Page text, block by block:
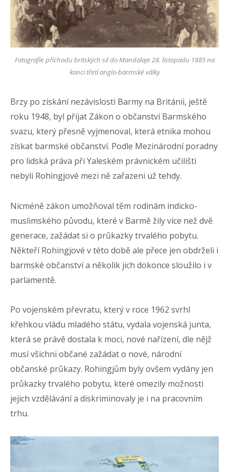
Fotografie příchodu britských sil do Mandalaje 28. listopadu 1885 na
konci třetí anglo-barmské války
Brzy po získání nezávislosti Barmy na Británii, ještě
roku 1948, byl přijat Zákon o občanství Barmského
svazu, který přesně vyjmenoval, která etnika mohou
získat barmské občanství. Podle Mezinárodní poradny
pro lidská práva při Yaleském právnickém učilišti
nebyli Rohingjové mezi ně zařazeni už tehdy.
Nicméně zákon umožňoval těm rodinám indicko-
muslimského původu, které v Barmě žily více než dvě
generace, zažádat si o průkazky trvalého pobytu.
Někteří Rohingjové v této době ale přece jen obdrželi i
barmské občanství a několik jich dokonce sloužilo i v
parlamentě.
Po vojenském převratu, který v roce 1962 svrhl
křehkou vládu mladého státu, vydala vojenská junta,
která se právě dostala k moci, nové nařízení, dle nějž
musí všichni občané zažádat o nové, národní
občanské průkazy. Rohingjům byly ovšem vydány jen
průkazky trvalého pobytu, které omezily možnosti
jejich vzdělávání a diskriminovaly je i na pracovním
trhu.